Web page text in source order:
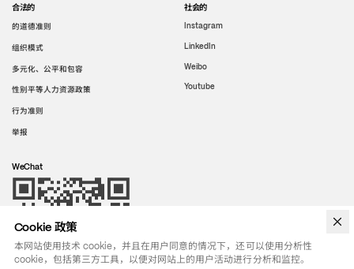
合法的
的道德准则
组织模式
多元化、公平和包容
性别平等人力资源政策
行为准则
举报
社会的
Instagram
LinkedIn
Weibo
Youtube
WeChat
Cookie 政策
本网站使用技术 cookie，并且在用户同意的情况下，还可以使用分析性
cookie，包括第三方工具，以便对网站上的用户活动进行分析和监控。